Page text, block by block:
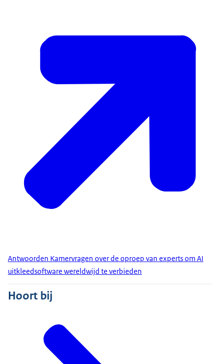
Antwoorden Kamervragen over de oproep van experts om AI
uitkleedsoftware wereldwijd te verbieden
Hoort bij